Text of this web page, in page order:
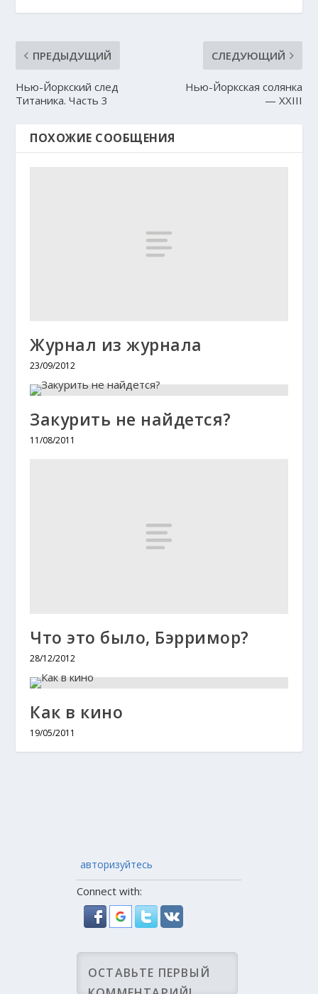
ПРЕДЫДУЩИЙ
Нью-Йоркский след
Титаника. Часть 3
СЛЕДУЮЩИЙ
Нью-Йоркская солянка
— XXIII
ПОХОЖИЕ СООБЩЕНИЯ
Журнал из журнала
23/09/2012
Закурить не найдется?
11/08/2011
Что это было, Бэрримор?
28/12/2012
Как в кино
19/05/2011
авторизуйтесь
Connect with: